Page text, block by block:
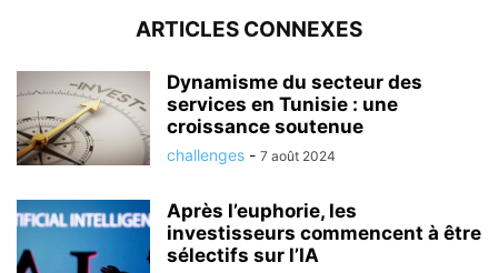
ARTICLES CONNEXES
Dynamisme du secteur des
services en Tunisie : une
croissance soutenue
challenges - 7 août 2024
Après l’euphorie, les
investisseurs commencent à être
sélectifs sur l’IA